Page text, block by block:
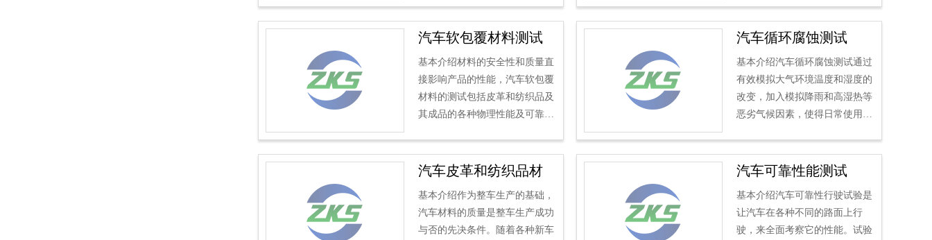
8...
汽车软包覆材料测试
基本介绍材料的安全性和质量直
接影响产品的性能，汽车软包覆
材料的测试包括皮革和纺织品及
其成品的各种物理性能及可靠性
夏日的阳光下，真皮座椅...
汽车循环腐蚀测试
基本介绍汽车循环腐蚀测试通过
有效模拟大气环境温度和湿度的
改变，加入模拟降雨和高湿热等
恶劣气候因素，使得日常使用的
汽车皮革和纺织品材
料检测
基本介绍作为整车生产的基础，
汽车材料的质量是整车生产成功
与否的先决条件。随着各种新车
汽车可靠性能测试
基本介绍汽车可靠性行驶试验是
让汽车在各种不同的路面上行
驶，来全面考察它的性能。试验